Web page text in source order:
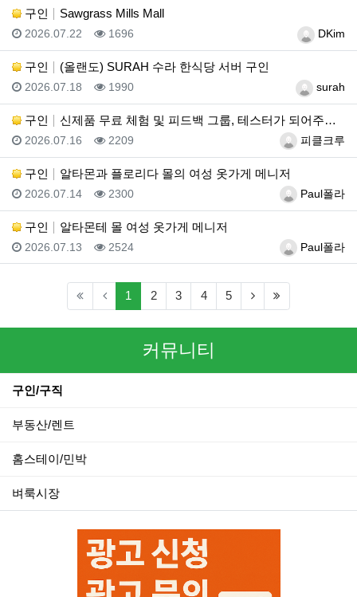
구인 Sawgrass Mills Mall
등록자DKim
등록일
2026.07.22 조회
1696
구인 (올랜도) SURAH 수라 한식당 서버 구인
등록자surah
등록일
2026.07.18 조회
1990
구인 신제품 무료 체험 및 피드백 그룹, 테스터가 되어주세요…
등록자피클크루
등록일
2026.07.16 조회
2209
구인 알타몬과 플로리다 몰의 여성 옷가게 메니저
등록자Paul폴라
등록일
2026.07.14 조회
2300
구인 알타몬테 몰 여성 옷가게 메니저
등록자Paul폴라
등록일
2026.07.13 조회
2524
1 (current)
2 3 4 5 (next)
커뮤니티
구인/구직
부동산/렌트
홈스테이/민박
벼룩시장